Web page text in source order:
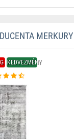
KEDVEZMÉNY